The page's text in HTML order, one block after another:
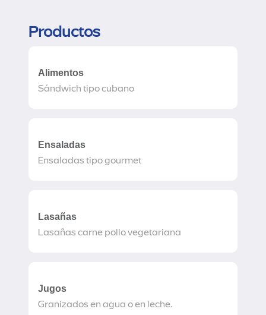
Productos
Alimentos
Sándwich tipo cubano
Ensaladas
Ensaladas tipo gourmet
Lasañas
Lasañas carne pollo vegetariana
Jugos
Granizados en agua o en leche.